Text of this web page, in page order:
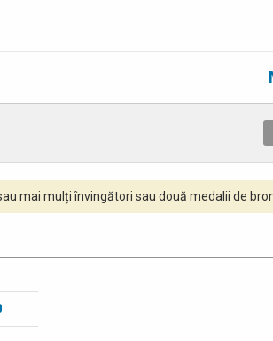
mai mulți învingători sau două medalii de